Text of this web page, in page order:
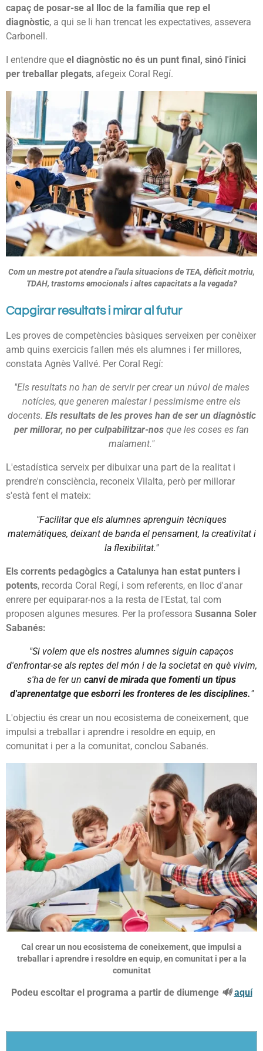
capaç de posar-se al lloc de la família que rep el
diagnòstic, a qui se li han trencat les expectatives, assevera
Carbonell.
I entendre que el diagnòstic no és un punt final, sinó l'inici
per treballar plegats, afegeix Coral Regí.
Com un mestre pot atendre a l'aula situacions de TEA, dèficit motriu,
TDAH, trastorns emocionals i altes capacitats a la vegada?
Capgirar resultats i mirar al futur
Les proves de competències bàsiques serveixen per conèixer
amb quins exercicis fallen més els alumnes i fer millores,
constata Agnès Vallvé. Per Coral Regí:
"Els resultats no han de servir per crear un núvol de males
notícies, que generen malestar i pessimisme entre els
docents. Els resultats de les proves han de ser un diagnòstic
per millorar, no per culpabilitzar-nos que les coses es fan
malament."
L'estadística serveix per dibuixar una part de la realitat i
prendre'n consciència, reconeix Vilalta, però per millorar
s'està fent el mateix:
"Facilitar que els alumnes aprenguin tècniques
matemàtiques, deixant de banda el pensament, la creativitat i
la flexibilitat."
Els corrents pedagògics a Catalunya han estat punters i
potents, recorda Coral Regí, i som referents, en lloc d'anar
enrere per equiparar-nos a la resta de l'Estat, tal com
proposen algunes mesures. Per la professora Susanna Soler
Sabanés:
"Si volem que els nostres alumnes siguin capaços
d'enfrontar-se als reptes del món i de la societat en què vivim,
s'ha de fer un canvi de mirada que fomenti un tipus
d'aprenentatge que esborri les fronteres de les disciplines."
L'objectiu és crear un nou ecosistema de coneixement, que
impulsi a treballar i aprendre i resoldre en equip, en
comunitat i per a la comunitat, conclou Sabanés.
Cal crear un nou ecosistema de coneixement, que impulsi a
treballar i aprendre i resoldre en equip, en comunitat i per a la
comunitat
Podeu escoltar el programa a partir de diumenge🔊aquí